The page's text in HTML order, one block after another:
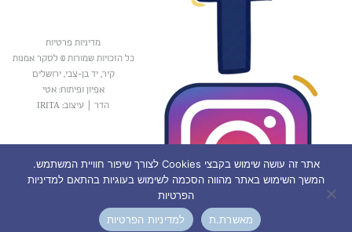
מדיניות פרטיות
כל הזכויות שמורות © לסקר אמנות
קיר, יד בן-צבי, ירושלים
אפיון ופיתוח: אטי
הדר
עיצוב: IRITA
אתר זה עושה שימוש בקבצי Cookies לצורך שיפור חוויית המשתמש.
המשך השימוש באתר מהווה הסכמה לשימוש בעוגיות בהתאם למדיניות
הפרטיות
מאשרת.ת
למדיניות הפרטיות